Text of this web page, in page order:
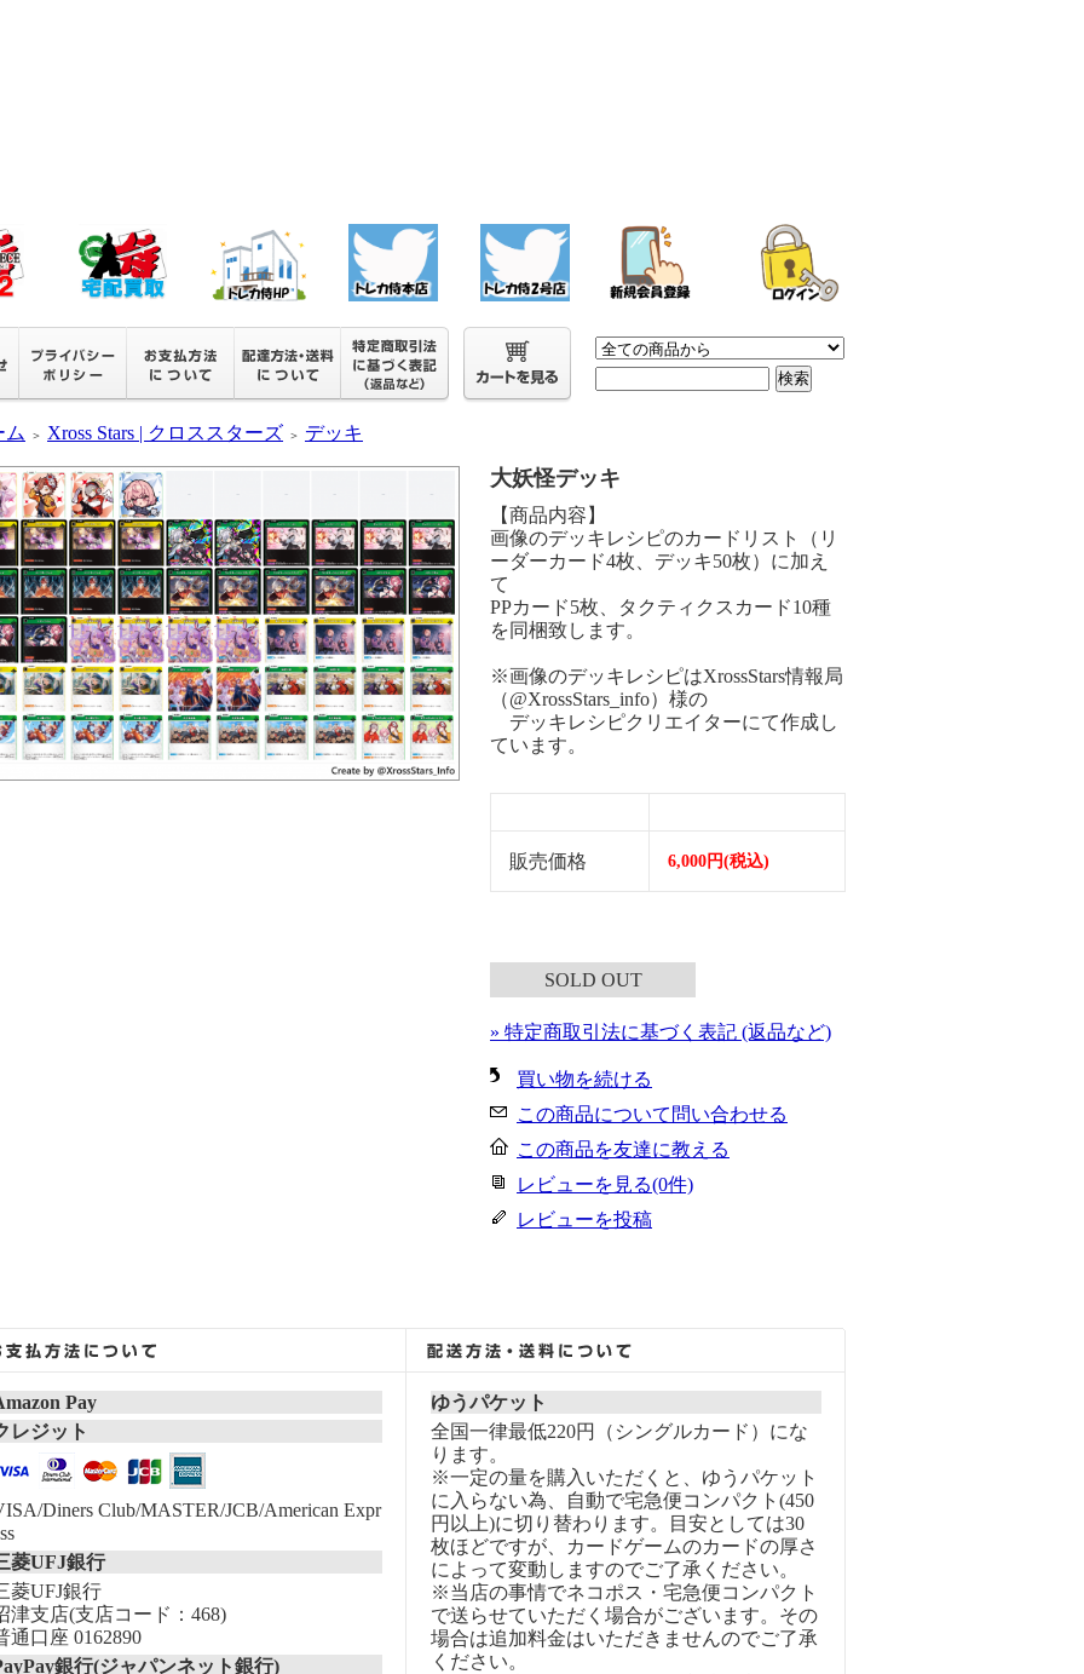
ム ＞ Xross Stars | クロススターズ ＞ デッキ
大妖怪デッキ
【商品内容】
画像のデッキレシピのカードリスト（リ
ーダーカード4枚、デッキ50枚）に加え
て
PPカード5枚、タクティクスカード10種
を同梱致します。
※画像のデッキレシピはXrossStars情報局
（@XrossStars_info）様の
デッキレシピクリエイターにて作成し
ています。
販売価格 6,000円(税込)
SOLD OUT
» 特定商取引法に基づく表記 (返品など)
買い物を続ける
この商品について問い合わせる
この商品を友達に教える
レビューを見る(0件)
レビューを投稿
Pay
レジット
Diners Club/MASTER/JCB/American Expr
菱UFJ銀行
菱UFJ銀行
津支店(支店コード：468)
通口座 0162890
銀行(ジャパンネット銀行)
ゆうパケット
全国一律最低220円（シングルカード）にな
ります。
※一定の量を購入いただくと、ゆうパケット
に入らない為、自動で宅急便コンパクト(450
円以上)に切り替わります。目安としては30
枚ほどですが、カードゲームのカードの厚さ
によって変動しますのでご了承ください。
※当店の事情でネコポス・宅急便コンパクト
で送らせていただく場合がございます。その
場合は追加料金はいただきませんのでご了承
ください。